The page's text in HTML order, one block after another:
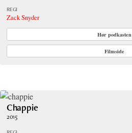
REGI
Zack Snyder
Hør podkasten
Filmside
Chappie
2015